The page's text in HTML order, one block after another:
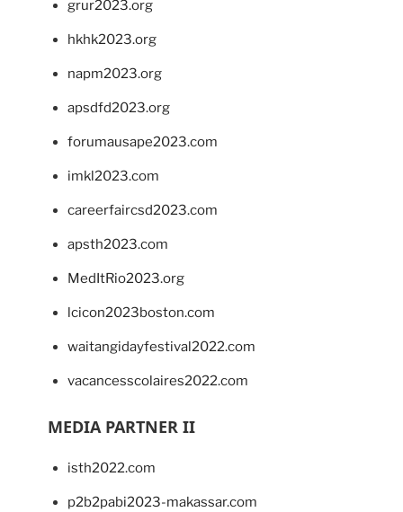
grur2023.org
hkhk2023.org
napm2023.org
apsdfd2023.org
forumausape2023.com
imkl2023.com
careerfaircsd2023.com
apsth2023.com
MedItRio2023.org
lcicon2023boston.com
waitangidayfestival2022.com
vacancesscolaires2022.com
MEDIA PARTNER II
isth2022.com
p2b2pabi2023-makassar.com